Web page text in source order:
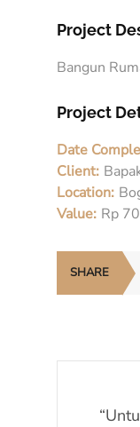
Project
Bangun
Project
Date
Client:
Location:
Value: Rp
SHARE